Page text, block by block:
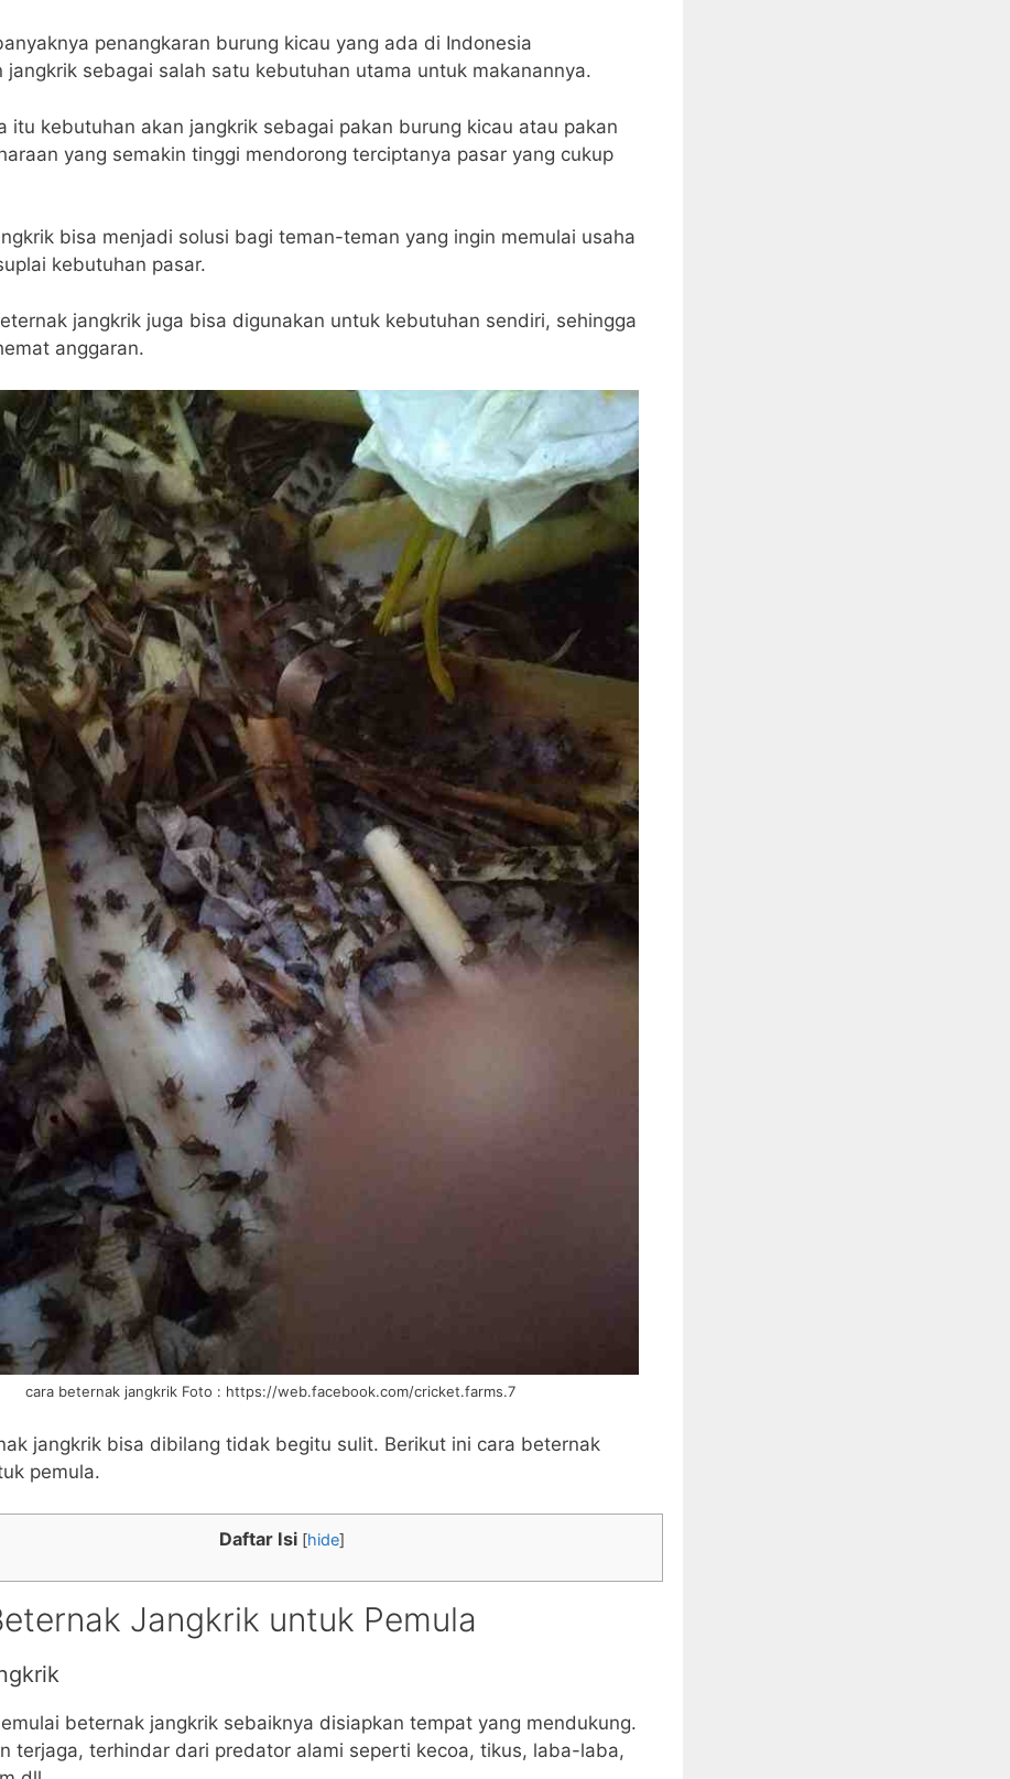
penangkaran burung kicau yang ada di Indonesia
jangkrik sebagai salah satu kebutuhan utama untuk makanannya.
itu kebutuhan akan jangkrik sebagai pakan burung kicau atau pakan
yang semakin tinggi mendorong terciptanya pasar yang cukup
bisa menjadi solusi bagi teman-teman yang ingin memulai usaha
kebutuhan pasar.
jangkrik juga bisa digunakan untuk kebutuhan sendiri, sehingga
anggaran.
cara beternak jangkrik Foto : https://web.facebook.com/cricket.farms.7
jangkrik bisa dibilang tidak begitu sulit. Berikut ini cara beternak
pemula.
Daftar Isi [hide]
Jangkrik untuk Pemula
beternak jangkrik sebaiknya disiapkan tempat yang mendukung.
terjaga, terhindar dari predator alami seperti kecoa, tikus, laba-laba,